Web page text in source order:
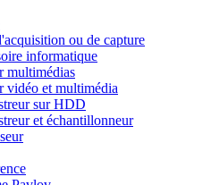
ou de capture
informatique
multimédias
vidéo et multimédia
sur HDD
et échantillonneur